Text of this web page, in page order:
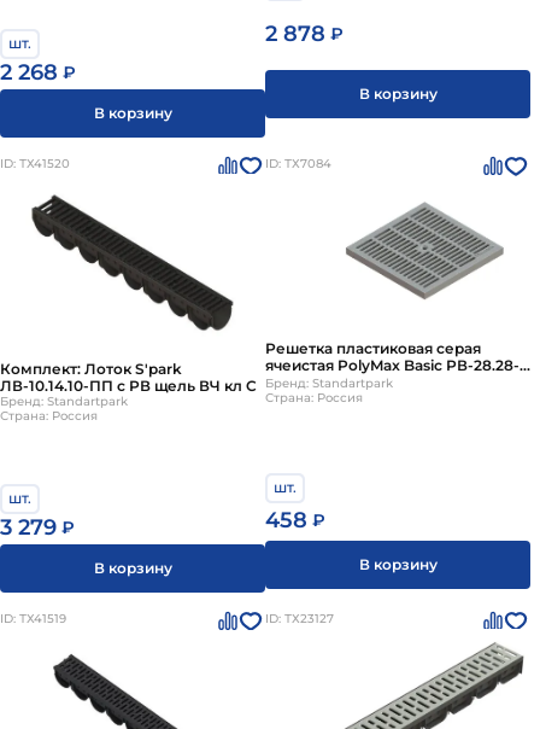
шт.
2 268 ₽
В корзину
2 878 ₽
В корзину
ID: ТХ41520
Комплект: Лоток S'park
ЛВ-10.14.10-ПП с РВ щель ВЧ кл C
Бренд: Standartpark
Страна: Россия
шт.
3 279 ₽
В корзину
ID: ТХ7084
Решетка пластиковая серая
ячеистая PolyMax Basic РВ-28.28-
ПП яч. сер. 3380-С, к
дождеприемнику
Бренд: Standartpark
Страна: Россия
шт.
458 ₽
В корзину
ID: ТХ41519 ID: ТХ23127